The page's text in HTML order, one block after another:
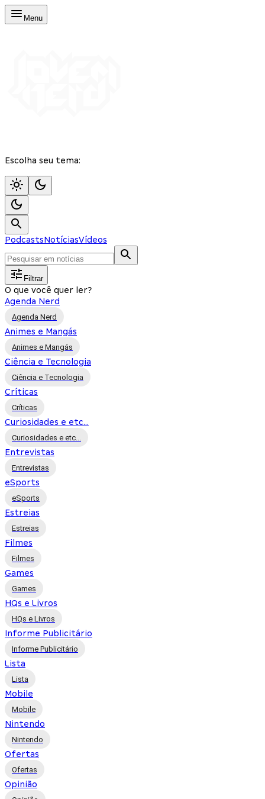
Menu
Escolha seu tema:
PodcastsNotíciasVídeos
Filtrar
O que você quer ler?
Agenda Nerd
Agenda Nerd
Animes e Mangás
Animes e Mangás
Ciência e Tecnologia
Ciência e Tecnologia
Críticas
Críticas
Curiosidades e etc...
Curiosidades e etc...
Entrevistas
Entrevistas
eSports
eSports
Estreias
Estreias
Filmes
Filmes
Games
Games
HQs e Livros
HQs e Livros
Informe Publicitário
Informe Publicitário
Lista
Lista
Mobile
Mobile
Nintendo
Nintendo
Ofertas
Ofertas
Opinião